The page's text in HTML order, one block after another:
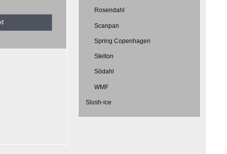
Rosendahl
Scanpan
Spring Copenhagen
Stelton
Södahl
WMF
Slush-ice